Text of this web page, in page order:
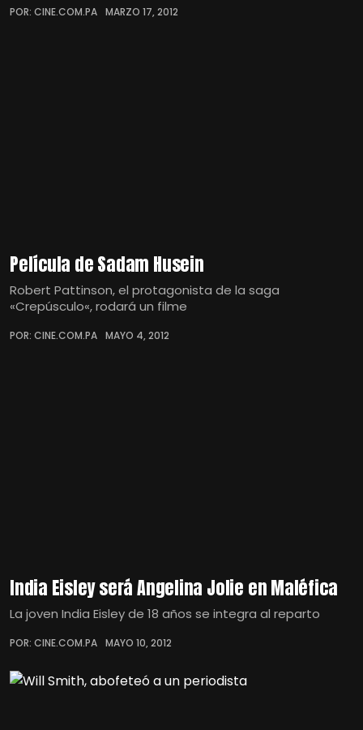
POR: CINE.COM.PA MARZO 17, 2012
Película de Sadam Husein
Robert Pattinson, el protagonista de la saga
«Crepúsculo«, rodará un filme
POR: CINE.COM.PA MAYO 4, 2012
India Eisley será Angelina Jolie en Maléfica
La joven India Eisley de 18 años se integra al reparto
POR: CINE.COM.PA MAYO 10, 2012